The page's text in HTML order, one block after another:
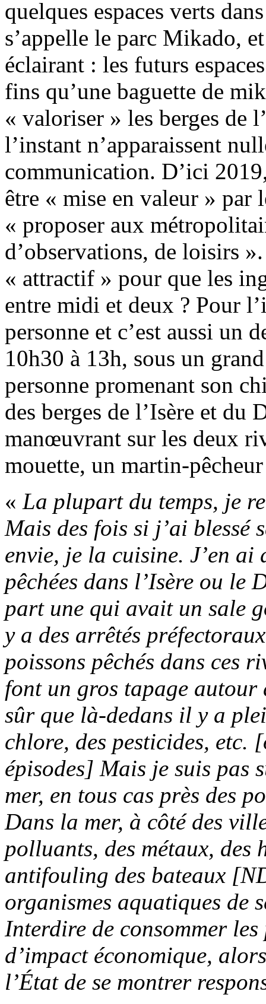
quelques espaces verts
s’appelle le parc Mikado,
éclairant : les futurs
fins qu’une baguette de
« valoriser » les berges de
l’instant n’apparaissent
communication. D’ici
être « mise en valeur »
« proposer aux
d’observations, de loisirs
« attractif » pour que les
entre midi et deux ? Pour
personne et c’est aussi un
10h30 à 13h, sous un
personne promenant son
des berges de l’Isère et du
manœuvrant sur les deux
mouette, un martin-
« La plupart du temps, je
Mais des fois si j’ai blessé
envie, je la cuisine. J’en ai
pêchées dans l’Isère ou le
part une qui avait un sale
y a des arrêtés
poissons pêchés dans ces
font un gros tapage autour
sûr que là-dedans il y a
chlore, des pesticides, etc.
épisodes] Mais je suis pas
mer, en tous cas près des
Dans la mer, à côté des
polluants, des métaux, des
antifouling des bateaux
organismes aquatiques de
Interdire de consommer
d’impact économique,
l’État de se montrer